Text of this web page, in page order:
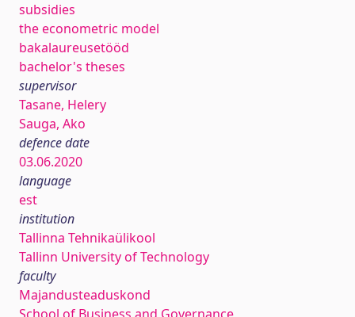
subsidies
the econometric model
bakalaureusetööd
bachelor's theses
supervisor
Tasane, Helery
Sauga, Ako
defence date
03.06.2020
language
est
institution
Tallinna Tehnikaülikool
Tallinn University of Technology
faculty
Majandusteaduskond